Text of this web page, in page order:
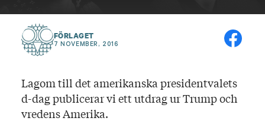
FÖRLAGET
7 NOVEMBER, 2016
Lagom till det amerikanska presidentvalets
d-dag publicerar vi ett utdrag ur Trump och
vredens Amerika.